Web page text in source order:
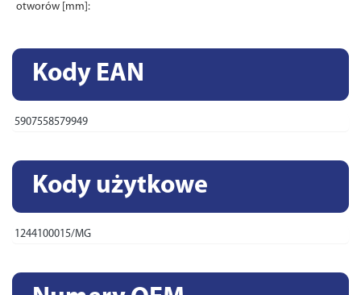
otworów [mm]:
Kody EAN
5907558579949
Kody użytkowe
1244100015/MG